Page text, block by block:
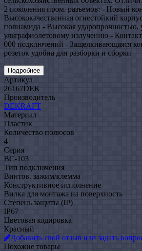
2 поколения пром. разъемов: - Новый
Высококачественная огнестойкий
полиамида - Высокая ударопрочностью,
ультрафиолетовому излучению -
000 подключений - Защелкивающаяся
розеток удобна для разборки и сборки
Подробнее
Артикул
26167DEK
Производитель
DEKRAFT
Материал
Пластик
Количество полюсов
4
Серия
ВС-103
Тип подключения
Винтов. зажим/клемма
Конструктивное исполнение
Вилка для монтажа на поверхность
Степень защиты (IP)
IP67
Цветовая кодировка
Красный
Добавить свой отзыв или задать
Похожие товары